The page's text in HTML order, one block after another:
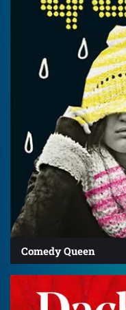
Comedy Queen